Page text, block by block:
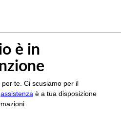
è in
te. Ci scusiamo per il
assistenza è a tua disposizione